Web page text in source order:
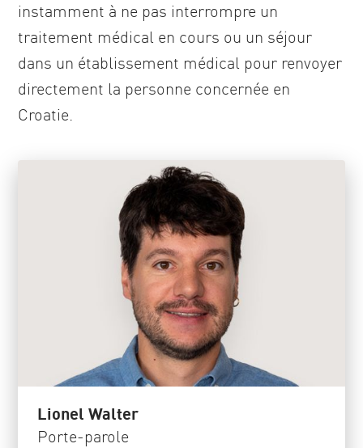
instamment à ne pas interrompre un
traitement médical en cours ou un séjour
dans un établissement médical pour renvoyer
directement la personne concernée en
Croatie.
Lionel Walter
Porte-parole